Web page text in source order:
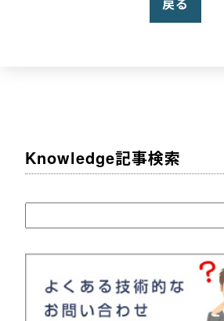
Knowledge記事検索